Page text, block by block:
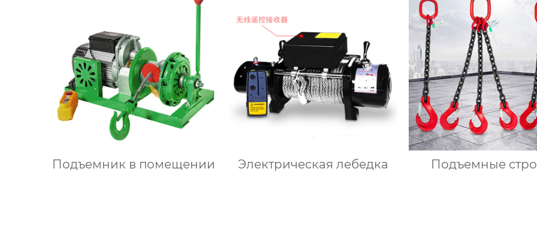
Подъемник в помещении Электрическая лебедка Подъемные